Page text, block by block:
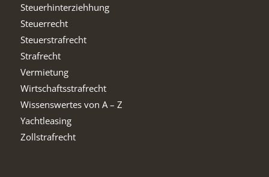
Steuerhinterziehhung
Steuerrecht
Steuerstrafrecht
Strafrecht
Vermietung
Wirtschaftsstrafrecht
Wissenswertes von A – Z
Yachtleasing
Zollstrafrecht